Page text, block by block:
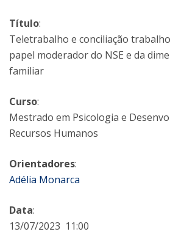
Título:
Teletrabalho e conciliação
papel moderador do NSE e da
familiar
Curso:
Mestrado em Psicologia e
Recursos Humanos
Orientadores:
Adélia Monarca
Data:
13/07/2023 11:00